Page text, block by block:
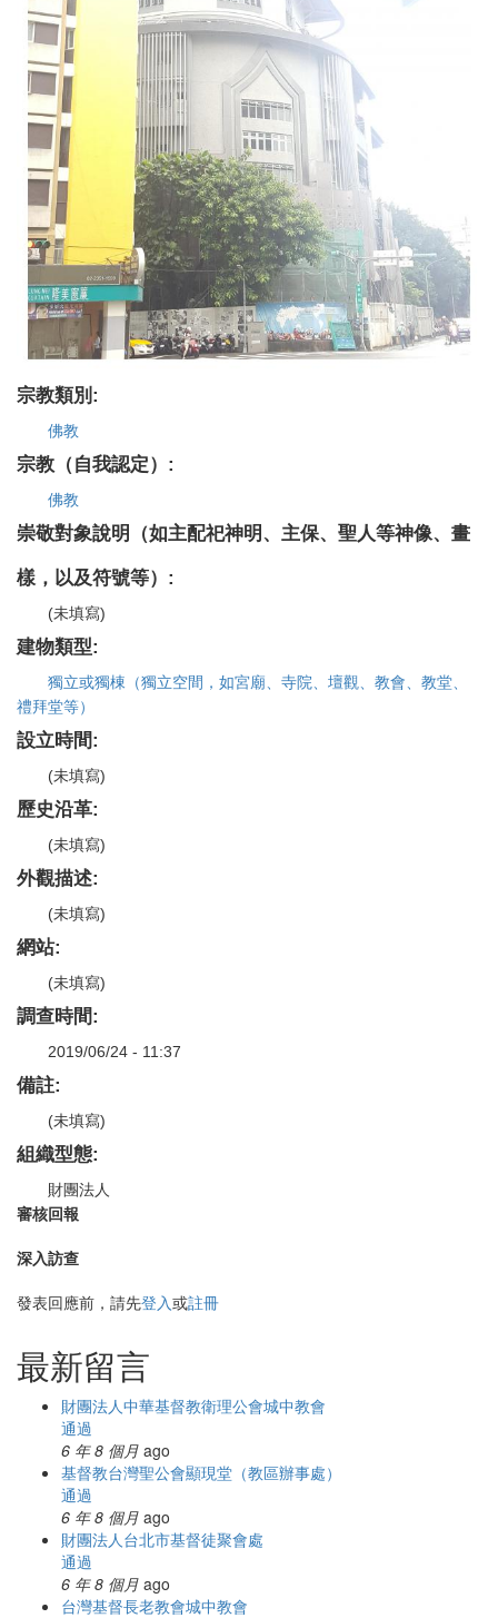
宗教類別:
佛教
宗教（自我認定）:
佛教
崇敬對象說明（如主配祀神明、主保、聖人等神像、畫
樣，以及符號等）:
(未填寫)
建物類型:
獨立或獨棟（獨立空間，如宮廟、寺院、壇觀、教會、教堂、
禮拜堂等）
設立時間:
(未填寫)
歷史沿革:
(未填寫)
外觀描述:
(未填寫)
網站:
(未填寫)
調查時間:
2019/06/24 - 11:37
備註:
(未填寫)
組織型態:
財團法人
審核回報
深入訪查
發表回應前，請先登入或註冊
最新留言
財團法人中華基督教衛理公會城中教會
通過
6 年 8 個月 ago
基督教台灣聖公會顯現堂（教區辦事處）
通過
6 年 8 個月 ago
財團法人台北市基督徒聚會處
通過
6 年 8 個月 ago
台灣基督長老教會城中教會